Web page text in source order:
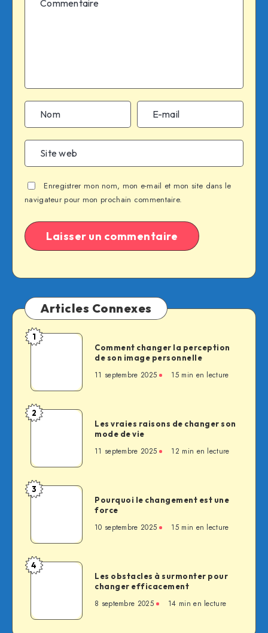
Enregistrer mon nom, mon e-mail et mon site dans le
navigateur pour mon prochain commentaire.
Articles Connexes
Comment
perception
de
son
image
1
Comment changer la perception
de son image personnelle
11 septembre 2025 15 min en lecture
Les
de
changer
son
mode
2
Les vraies raisons de changer son
mode de vie
11 septembre 2025 12 min en lecture
Pourquoi
est
une
force
3
Pourquoi le changement est une
force
10 septembre 2025 15 min en lecture
Les
surmonter
pour
4
Les obstacles à surmonter pour
changer efficacement
8 septembre 2025 14 min en lecture